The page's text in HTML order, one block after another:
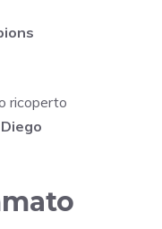
ricoperto
Diego